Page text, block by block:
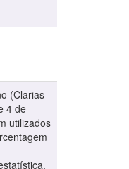
(Clarias
4 de
utilizados